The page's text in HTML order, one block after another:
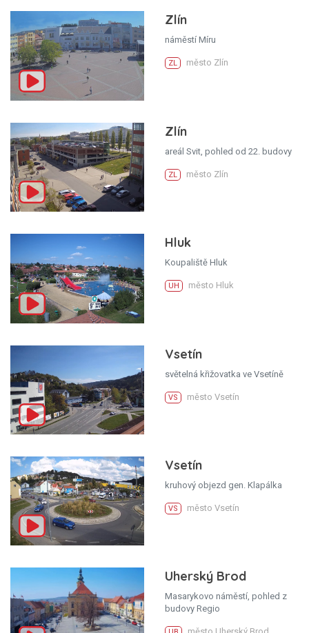
Zlín
náměstí Míru
ZL město Zlín
Zlín
areál Svit, pohled od 22. budovy
ZL město Zlín
Hluk
Koupaliště Hluk
UH město Hluk
Vsetín
světelná křižovatka ve Vsetíně
VS město Vsetín
Vsetín
kruhový objezd gen. Klapálka
VS město Vsetín
Uherský Brod
Masarykovo náměstí, pohled z
budovy Regio